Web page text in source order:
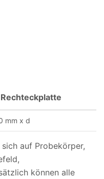
mm x d
auf Probekörper,
können alle